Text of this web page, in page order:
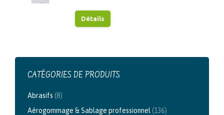
Détails
CATÉGORIES DE PRODUITS
Abrasifs (8)
Aérogommage & Sablage professionnel (136)